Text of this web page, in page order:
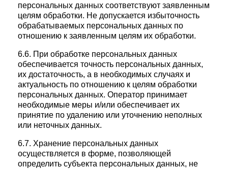
персональных данных соответствуют заявленным
целям обработки. Не допускается избыточность
обрабатываемых персональных данных по
отношению к заявленным целям их обработки.
6.6. При обработке персональных данных
обеспечивается точность персональных данных,
их достаточность, а в необходимых случаях и
актуальность по отношению к целям обработки
персональных данных. Оператор принимает
необходимые меры и/или обеспечивает их
принятие по удалению или уточнению неполных
или неточных данных.
6.7. Хранение персональных данных
осуществляется в форме, позволяющей
определить субъекта персональных данных, не